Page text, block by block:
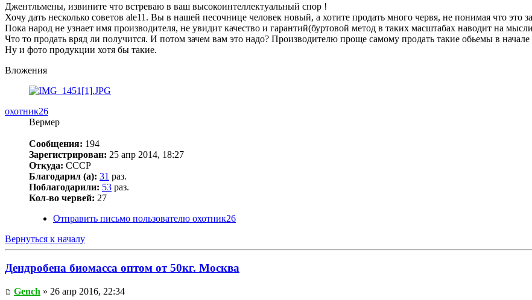
Джентльмены, извините что встреваю в ваш высокоинтеллектуальный спор !
Хочу дать несколько советов ale11. Вы в нашей песочнице человек новый, а хотите продать много червя, не понимая что это
Пока народ не узнает имя производителя, не увидит качество и гарантий(буртовой метод в таких масштабах наводит на
Что то продать вряд ли получится. И потом зачем вам это надо? Производителю проще самому продать такие обьемы в начале
Ну и фото продукции хотя бы такие.
Вложения
охотник26
Вермер
Сообщения: 194
Зарегистрирован: 25 апр 2014, 18:27
Откуда: CCCP
Благодарил (а): 31 раз.
Поблагодарили: 53 раз.
Кол-во червей: 27
Отправить письмо пользователю охотник26
Вернуться к началу
Дендробена биомасса оптом от 50кг. Москва
Gench » 26 апр 2016, 22:34